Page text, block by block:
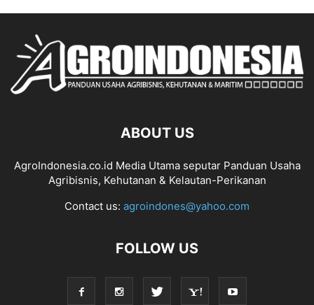
ABOUT US
AgroIndonesia.co.id Media Utama seputar Panduan Usaha
Agribisnis, Kehutanan & Kelautan-Perikanan
Contact us: agroindones@yahoo.com
FOLLOW US